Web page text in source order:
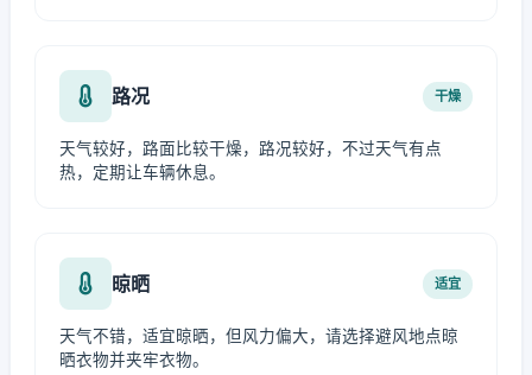
路况 干燥
天气较好，路面比较干燥，路况较好，不过天气有点
热，定期让车辆休息。
晾晒 适宜
天气不错，适宜晾晒，但风力偏大，请选择避风地点晾
晒衣物并夹牢衣物。